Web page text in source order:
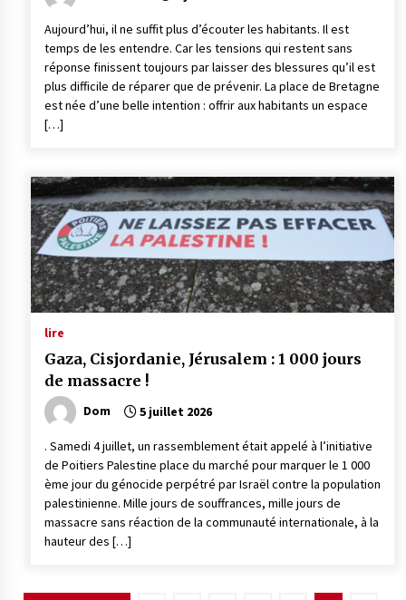
Aujourd’hui, il ne suffit plus d’écouter les habitants. Il est
temps de les entendre. Car les tensions qui restent sans
réponse finissent toujours par laisser des blessures qu’il est
plus difficile de réparer que de prévenir. La place de Bretagne
est née d’une belle intention : offrir aux habitants un espace
[…]
lire
Gaza, Cisjordanie, Jérusalem : 1 000 jours
de massacre !
Dom 5 juillet 2026
. Samedi 4 juillet, un rassemblement était appelé à l’initiative
de Poitiers Palestine place du marché pour marquer le 1 000
ème jour du génocide perpétré par Israël contre la population
palestinienne. Mille jours de souffrances, mille jours de
massacre sans réaction de la communauté internationale, à la
hauteur des […]